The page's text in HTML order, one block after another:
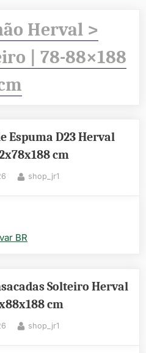
Herval >
| 78-88×188
Espuma D23 Herval
cm
By
shop_jr1
BR
Solteiro Herval
cm
By
shop_jr1